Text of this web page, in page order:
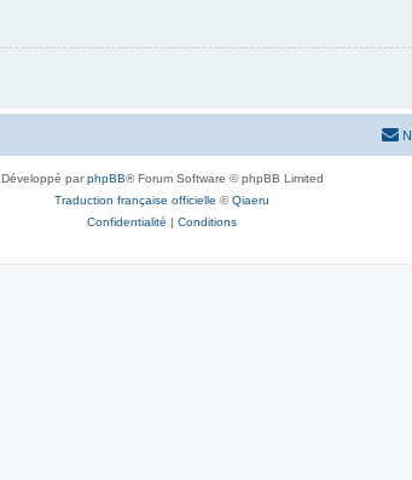
Développé parphpBB® Forum Software © phpBB Limited
Traduction française officielle ©Qiaeru
Confidentialité | Conditions